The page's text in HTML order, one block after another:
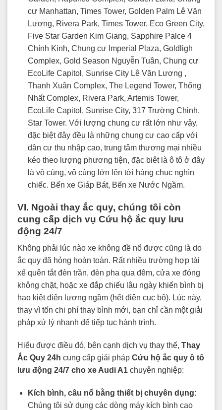
cư Manhattan, Times Tower, Golden Palm Lê Văn
Lương, Rivera Park, Times Tower, Eco Green City,
Five Star Garden Kim Giang, Sapphire Palce 4
Chính Kinh, Chung cư Imperial Plaza, Goldligh
Complex, Gold Season Nguyễn Tuân, Chung cư
EcoLife Capitol, Sunrise City Lê Văn Lương ,
Thanh Xuân Complex, The Legend Tower, Thống
Nhất Complex, Rivera Park, Artemis Tower,
EcoLife Capitol, Sunrise City, 317 Trường Chinh,
Star Tower. Với lượng chung cư rất lớn như vậy,
đặc biệt đây đều là những chung cư cao cấp với
dân cư thu nhập cao, trung tâm thương mại nhiều
kéo theo lượng phương tiện, đặc biêt là ô tô ở đây
là vô cùng, vô cùng lớn lên tới hàng chục nghìn
chiếc. Bến xe Giáp Bát, Bến xe Nước Ngầm.
VI. Ngoài thay ắc quy, chúng tôi còn
cung cấp dịch vụ Cứu hộ ắc quy lưu
động 24/7
Không phải lúc nào xe không đề nổ được cũng là do
ắc quy đã hỏng hoàn toàn. Rất nhiều trường hợp tài
xế quên tắt đèn trần, đèn pha qua đêm, cửa xe đóng
không chặt, hoặc xe đắp chiếu lâu ngày khiến bình bị
hao kiệt điện lượng ngầm (hết điện cục bộ). Lúc này,
thay vì tốn chi phí thay bình mới, bạn chỉ cần một giải
pháp xử lý nhanh để tiếp tục hành trình.
Hiểu được điều đó, bên cạnh dịch vụ thay thế, Thay
Ắc Quy 24h cung cấp giải pháp Cứu hộ ắc quy ô tô
lưu động 24/7 cho xe Audi A1 chuyên nghiệp:
Kích bình, câu nổ bằng thiết bị chuyên dụng:
Chúng tôi sử dụng các dòng máy kích bình cao